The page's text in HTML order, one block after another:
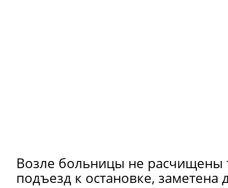
Возле больницы не расчищены
подъезд к остановке, заметена